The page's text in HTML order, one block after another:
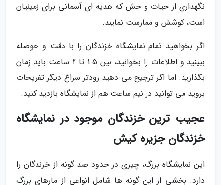
نگهداری از حیات و حش که هدیه ای آسمانی برای زمینیان
است، کوشش و ممارست نمایند.
اگر بخواهید تمام نمایشگاه خزندگان را با دقت و حوصله
ببینید و اطلاعات را بخوانید، بین 1.5 تا 2 ساعت باید زمان
بگذارید. اما اگر ترجیح می دهید زودتر سراغ دیگر تفریحات
بروید می توانید در نیم ساعت هم از نمایشگاه بازدید کنید.
عجیب ترین خزندگان موجود در نمایشگاه
خزندگان جزیره کیش
این نمایشگاه بزرگ، چیزی در حدود صد گونه از خزندگان را
دارد. بخشی از این گونه ها شامل انواعی از مارهای بزرگ